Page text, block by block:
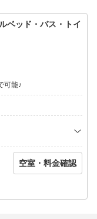
ければいい」
めです。
も..
ブルサイズです。
いい！」
くださいませ。
場合はお近くのコイ
ベッド・バス・トイ
可能♪
空室・料金確認